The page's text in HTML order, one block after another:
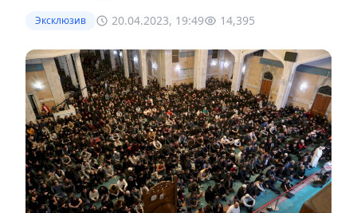
Эксклюзив 20.04.2023, 19:49 14,395